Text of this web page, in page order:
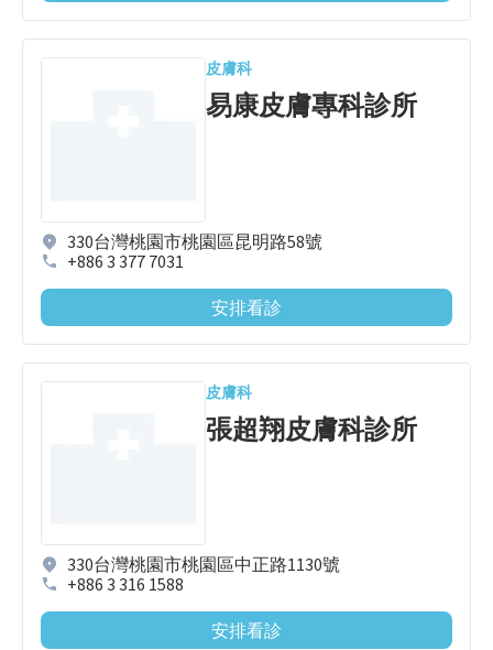
皮膚科
易康皮膚專科診所
330台灣桃園市桃園區昆明路58號
+886 3 377 7031
安排看診
皮膚科
張超翔皮膚科診所
330台灣桃園市桃園區中正路1130號
+886 3 316 1588
安排看診